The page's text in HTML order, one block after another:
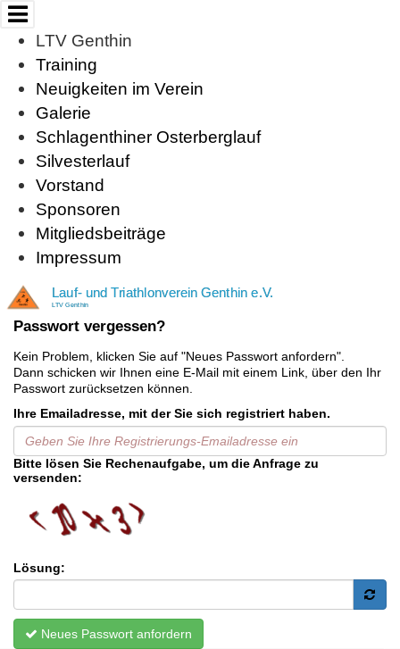
LTV Genthin
Training
Neuigkeiten im Verein
Galerie
Schlagenthiner Osterberglauf
Silvesterlauf
Vorstand
Sponsoren
Mitgliedsbeiträge
Impressum
Lauf- und Triathlonverein Genthin e.V.
LTV Genthin
Passwort vergessen?
Kein Problem, klicken Sie auf "Neues Passwort anfordern".
Dann schicken wir Ihnen eine E-Mail mit einem Link, über den Ihr
Passwort zurücksetzen können.
Ihre Emailadresse, mit der Sie sich registriert haben.
Bitte lösen Sie Rechenaufgabe, um die Anfrage zu
versenden:
Lösung:
Neues Passwort anfordern
Cookie-Einstellungen